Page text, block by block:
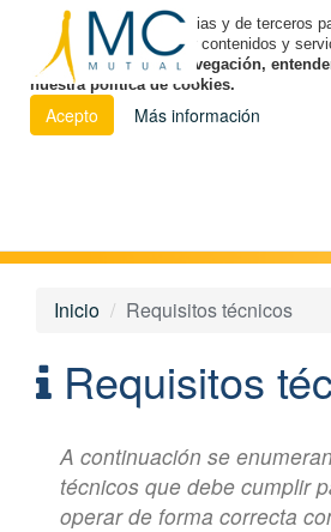
Utilizamos cookies propias y de terceros
de navegación y ofrecer contenidos y
Al continuar con la navegación,
nuestra política de cookies.
Acepto Más información
Licitación
Inicio Requisitos técnicos
Requisitos
A continuación se
técnicos que debe cumplir
operar de forma correcta